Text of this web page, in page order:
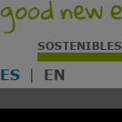
SOSTENIBLES
ES EN